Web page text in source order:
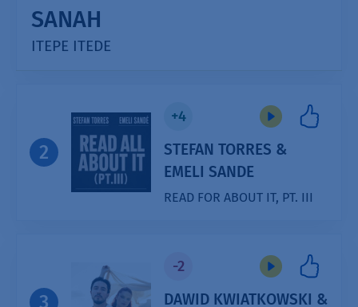
SANAH
ITEPE ITEDE
2
+4
STEFAN TORRES &
EMELI SANDE
READ FOR ABOUT IT, PT. III
3
-2
DAWID KWIATKOWSKI &